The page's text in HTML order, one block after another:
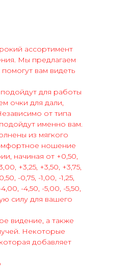
ассортимент
Мы предлагаем
вам видеть
для работы
очки для дали,
от типа
именно вам.
из мягкого
ношение
начиная от +0,50,
+3,25, +3,50, +3,75,
-0,75, -1,00, -1,25,
4,00, -4,50, -5,00, -5,50,
силу для вашего
видение, а также
Некоторые
добавляет